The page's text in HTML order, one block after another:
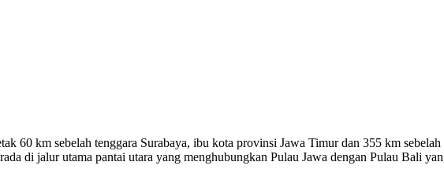
60 km sebelah tenggara Surabaya, ibu kota provinsi Jawa Timur dan 355 km
di jalur utama pantai utara yang menghubungkan Pulau Jawa dengan Pulau Bali